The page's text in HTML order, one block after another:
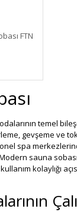
FTN
temel
gevşeme ve
spa
sauna
kolaylığı